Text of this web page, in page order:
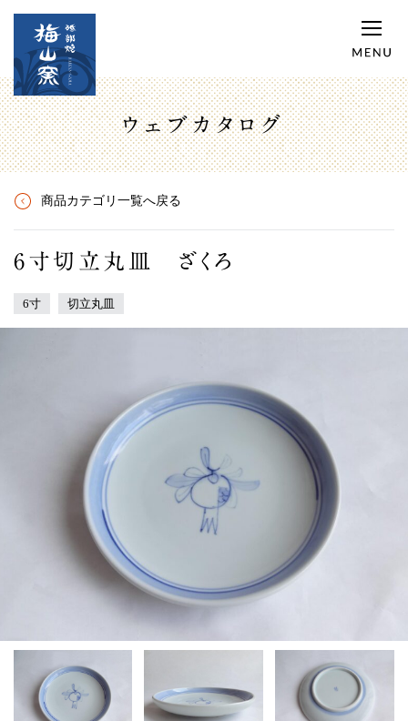
ウェブカタログ
商品カテゴリ一覧へ戻る
6寸切立丸皿 ざくろ
6寸 切立丸皿